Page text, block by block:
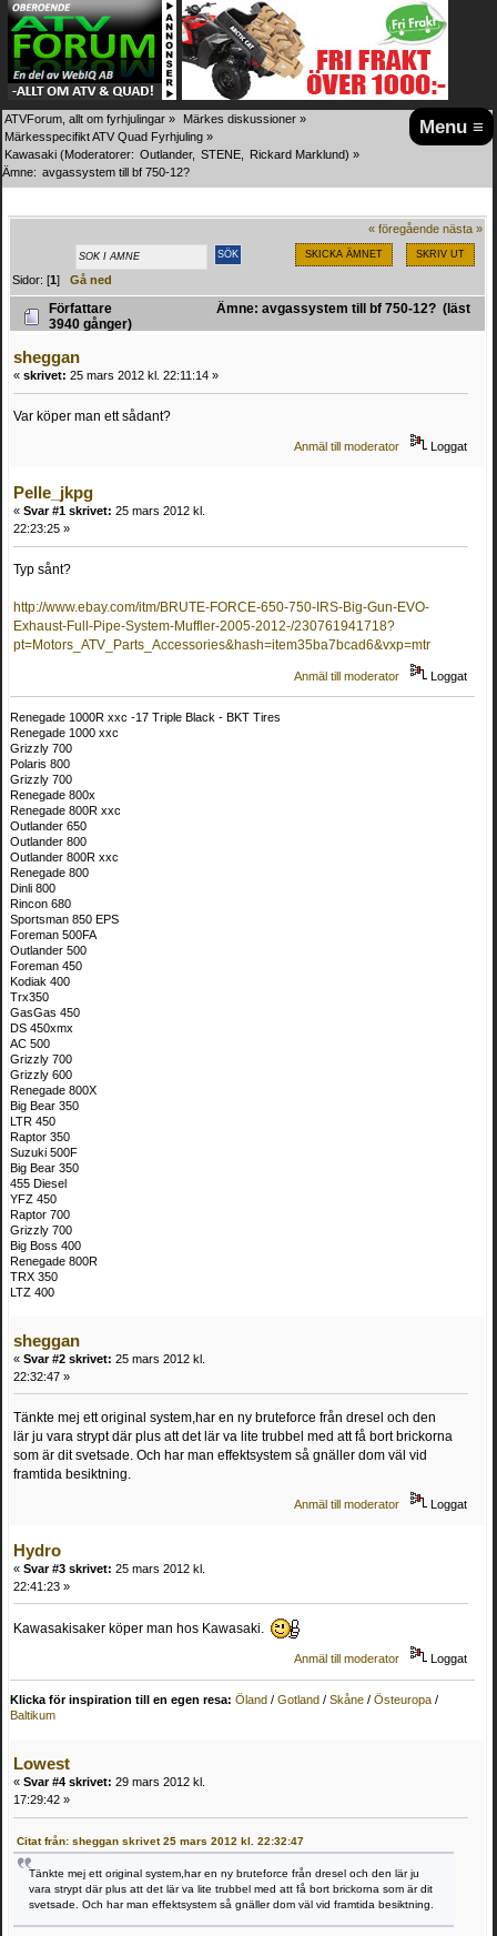
Menu ≡
ATVForum, allt om fyrhjulingar » Märkes diskussioner »
Märkesspecifikt ATV Quad Fyrhjuling »
Kawasaki (Moderatorer: Outlander, STENE Rickard Marklund) »
Ämne: avgassystem till bf 750-12?
« föregående nästa »
SKICKA ÄMNET SKRIV UT
Sidor: [1]Gå ned
Författare
Ämne: avgassystem till bf 750-12? (läst
3940 gånger)
sheggan
« skrivet: 25 mars 2012 kl. 22:11:14 »
Var köper man ett sådant?
Anmäl till moderator Loggat
Pelle_jkpg
« Svar #1 skrivet: 25 mars 2012 kl.
22:23:25 »
Typ sånt?
http://www.ebay.com/itm/BRUTE-FORCE-650-750-IRS-Big-Gun-EVO-
Exhaust-Full-Pipe-System-Muffler-2005-2012-/230761941718?
pt=Motors_ATV_Parts_Accessories&hash=item35ba7bcad6&vxp=mtr
Anmäl till moderator Loggat
Renegade 1000R xxc -17 Triple Black - BKT Tires
Renegade 1000 xxc
Grizzly 700
Polaris 800
Grizzly 700
Renegade 800x
Renegade 800R xxc
Outlander 650
Outlander 800
Outlander 800R xxc
Renegade 800
Dinli 800
Rincon 680
Sportsman 850 EPS
Foreman 500FA
Outlander 500
Foreman 450
Kodiak 400
Trx350
GasGas 450
DS 450xmx
AC 500
Grizzly 700
Grizzly 600
Renegade 800X
Big Bear 350
LTR 450
Raptor 350
Suzuki 500F
Big Bear 350
455 Diesel
YFZ 450
Raptor 700
Grizzly 700
Big Boss 400
Renegade 800R
TRX 350
LTZ 400
sheggan
« Svar #2 skrivet: 25 mars 2012 kl.
22:32:47 »
Tänkte mej ett original system,har en ny bruteforce från dresel och den
lär ju vara strypt där plus att det lär va lite trubbel med att få bort brickorna
som är dit svetsade. Och har man effektsystem så gnäller dom väl vid
framtida besiktning.
Anmäl till moderator Loggat
Hydro
« Svar #3 skrivet: 25 mars 2012 kl.
22:41:23 »
Kawasakisaker köper man hos Kawasaki.
Anmäl till moderator Loggat
Klicka för inspiration till en egen resa: Öland / Gotland / Skåne / Östeuropa /
Baltikum
Lowest
« Svar #4 skrivet: 29 mars 2012 kl.
17:29:42 »
Citat från: sheggan skrivet 25 mars 2012 kl. 22:32:47
Tänkte mej ett original system,har en ny bruteforce från dresel och den lär ju
vara strypt där plus att det lär va lite trubbel med att få bort brickorna som är dit
svetsade. Och har man effektsystem så gnäller dom väl vid framtida besiktning.